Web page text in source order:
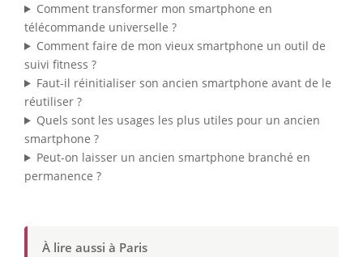
Comment transformer mon smartphone en
télécommande universelle ?
Comment faire de mon vieux smartphone un outil de
suivi fitness ?
Faut-il réinitialiser son ancien smartphone avant de le
réutiliser ?
Quels sont les usages les plus utiles pour un ancien
smartphone ?
Peut-on laisser un ancien smartphone branché en
permanence ?
À lire aussi à Paris